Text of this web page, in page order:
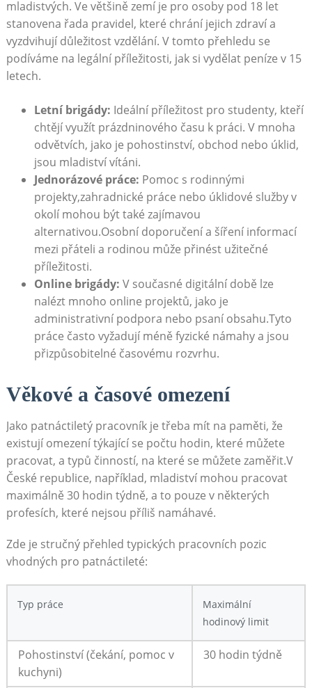
mladistvých. Ve většině zemí je pro osoby pod 18 let
stanovena řada pravidel, které chrání jejich zdraví a
vyzdvihují důležitost vzdělání. V tomto přehledu se
podíváme na legální příležitosti, jak si vydělat peníze v 15
letech.
Letní brigády: Ideální příležitost pro studenty, kteří
chtějí využít prázdninového času k práci. V mnoha
odvětvích, jako je pohostinství, obchod nebo úklid,
jsou mladiství vítáni.
Jednorázové práce: Pomoc s rodinnými
projekty,zahradnické práce nebo úklidové služby v
okolí mohou být také zajímavou
alternativou.Osobní doporučení a šíření informací
mezi přáteli a rodinou může přinést užitečné
příležitosti.
Online brigády: V současné digitální době lze
nalézt mnoho online projektů, jako je
administrativní podpora nebo psaní obsahu.Tyto
práce často vyžadují méně fyzické námahy a jsou
přizpůsobitelné časovému rozvrhu.
Věkové a časové omezení
Jako patnáctiletý pracovník je třeba mít na paměti, že
existují omezení týkající se počtu hodin, které můžete
pracovat, a typů činností, na které se můžete zaměřit.V
České republice, například, mladiství mohou pracovat
maximálně 30 hodin týdně, a to pouze v některých
profesích, které nejsou příliš namáhavé.
Zde je stručný přehled typických pracovních pozic
vhodných pro patnáctileté:
Typ práce
Maximální
hodinový limit
Pohostinství (čekání, pomoc v
kuchyni)
30 hodin týdně